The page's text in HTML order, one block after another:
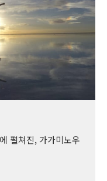
펼쳐진, 가가미노우